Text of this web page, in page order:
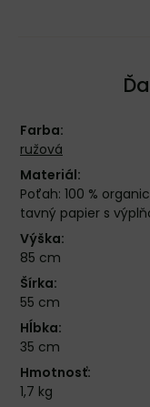
Farba:
ružová
Materiál:
Poťah: 100 %
tavný papier s
Výška:
85 cm
Šírka:
55 cm
Hĺbka:
35 cm
Hmotnosť:
1,7 kg